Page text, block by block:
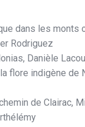
dans les monts
Rodriguez
Danièle
flore indigène de
de Clairac,